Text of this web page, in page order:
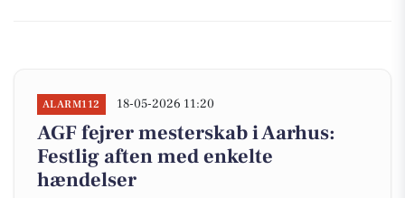
ALARM112 18-05-2026 11:20
AGF fejrer mesterskab i Aarhus:
Festlig aften med enkelte
hændelser